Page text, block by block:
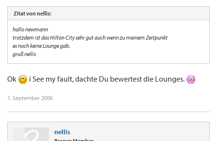
Zitat von nellis:
hallo newmann
trotzdem ist das Hilton City sehr gut auch wenn zu meinem Zeitpunkt
es noch keine Lounge gab.
gruß nellis
Ok i See my fault, dachte Du bewertest die Lounges.
1. September 2006
nellis